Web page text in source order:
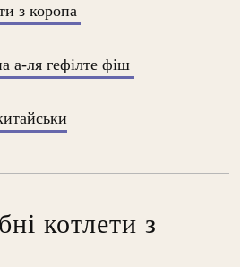
з коропа
а-ля гефілте фіш
котлети з